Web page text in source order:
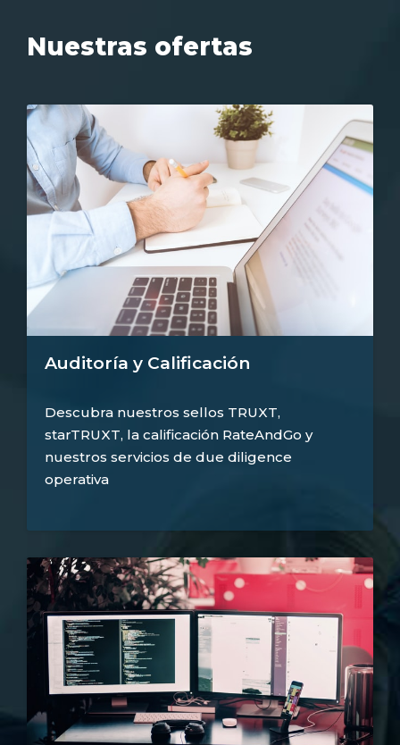
Nuestras ofertas
Auditoría y Calificación
Descubra nuestros sellos TRUXT,
starTRUXT, la calificación RateAndGo y
nuestros servicios de due diligence
operativa